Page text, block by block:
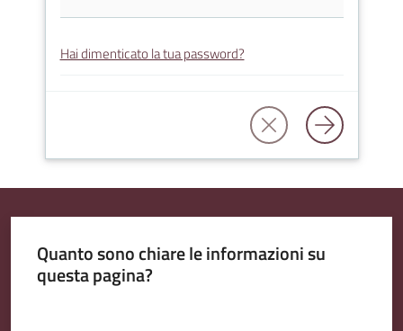
Amministrazione
Seguici
Hai dimenticato la tua password?
Quanto sono chiare le informazioni su
questa pagina?